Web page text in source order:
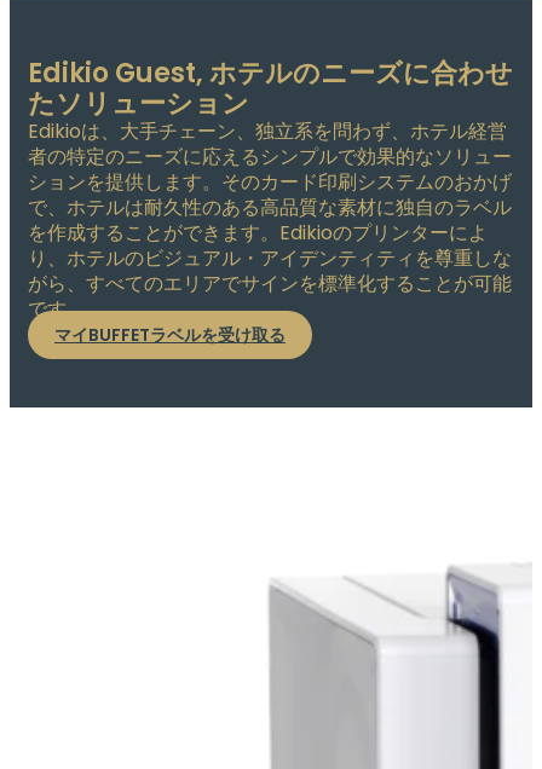
Edikio Guest, ホテルのニーズに合わせ
たソリューション
Edikioは、大手チェーン、独立系を問わず、ホテル経営
者の特定のニーズに応えるシンプルで効果的なソリュー
ションを提供します。そのカード印刷システムのおかげ
で、ホテルは耐久性のある高品質な素材に独自のラベル
を作成することができます。Edikioのプリンターによ
り、ホテルのビジュアル・アイデンティティを尊重しな
がら、すべてのエリアでサインを標準化することが可能
です。
マイBUFFETラベルを受け取る